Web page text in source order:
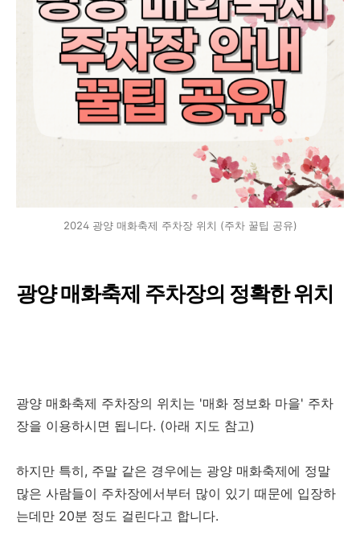
2024 광양 매화축제 주차장 위치 (주차 꿀팁 공유)
광양 매화축제 주차장의 정확한 위치
광양 매화축제 주차장의 위치는 '매화 정보화 마을' 주차
장을 이용하시면 됩니다. (아래 지도 참고)
하지만 특히, 주말 같은 경우에는 광양 매화축제에 정말
많은 사람들이 주차장에서부터 많이 있기 때문에 입장하
는데만 20분 정도 걸린다고 합니다.